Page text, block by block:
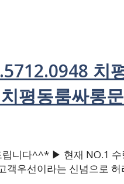
치
평동룸싸롱
니다^^* ▶ 현재 NO.1
우선이라는 신념으로